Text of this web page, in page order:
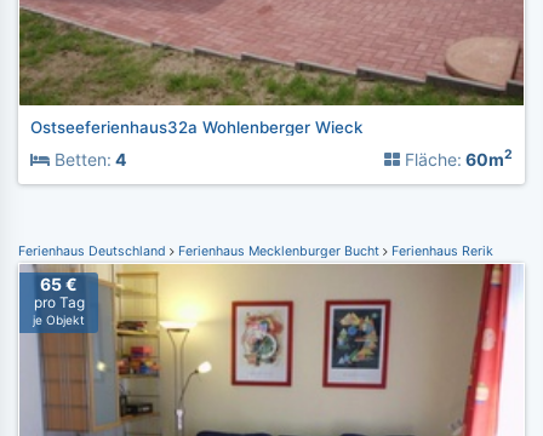
Ostseeferienhaus32a Wohlenberger Wieck
Betten: 4 Fläche: 60m2
Ferienhaus Deutschland Ferienhaus Mecklenburger Bucht Ferienhaus Rerik
65 €
pro Tag
je Objekt